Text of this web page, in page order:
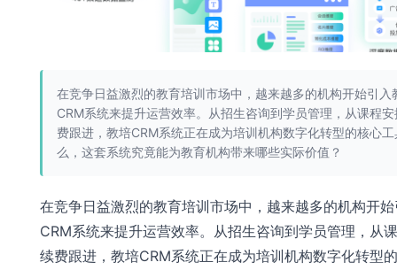
在竞争日益激烈的教育培训市场中，越来越多的机构开始引入
CRM系统来提升运营效率。从招生咨询到学员管理，从课程
费跟进，教培CRM系统正在成为培训机构数字化转型的核心
么，这套系统究竟能为教育机构带来哪些实际价值？
在竞争日益激烈的教育培训市场中，越来越多的机构开
CRM系统来提升运营效率。从招生咨询到学员管理，从
续费跟进，教培CRM系统正在成为培训机构数字化转型